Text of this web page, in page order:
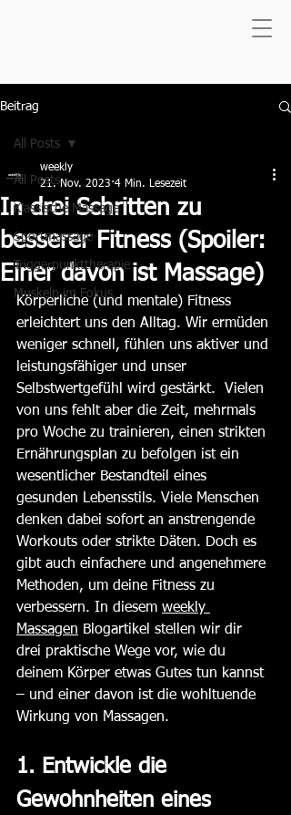
Beitrag
All Posts
Klassische Massage
Sportmassage
Triggerpunkttherapie
Muskeln im Fokus
All Posts
In drei Schritten zu
besserer Fitness (Spoiler:
Einer davon ist Massage)
weekly
21. Nov. 2023 4 Min. Lesezeit
Körperliche (und mentale) Fitness
erleichtert uns den Alltag. Wir ermüden
weniger schnell, fühlen uns aktiver und
leistungsfähiger und unser
Selbstwertgefühl wird gestärkt.  Vielen
von uns fehlt aber die Zeit, mehrmals
pro Woche zu trainieren, einen strikten
Ernährungsplan zu befolgen ist ein
wesentlicher Bestandteil eines
gesunden Lebensstils. Viele Menschen
denken dabei sofort an anstrengende
Workouts oder strikte Däten. Doch es
gibt auch einfachere und angenehmere
Methoden, um deine Fitness zu
verbessern. In diesem weekly
Massagen Blogartikel stellen wir dir
drei praktische Wege vor, wie du
deinem Körper etwas Gutes tun kannst
– und einer davon ist die wohltuende
Wirkung von Massagen.
1. Entwickle die
Gewohnheiten eines